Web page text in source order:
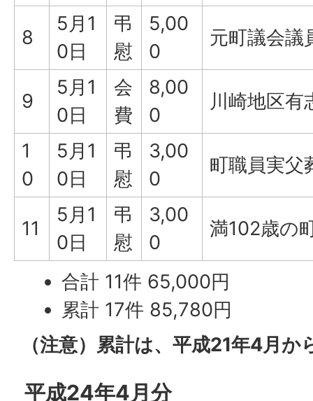
8
5月1
0日
弔
慰
5,00
0
元町議会議
9
5月1
0日
会
費
8,00
0
川崎地区有
1
0
5月1
0日
弔
慰
3,00
0
町職員実父
11
5月1
0日
弔
慰
3,00
0
満102歳の
合計 11件 65,000円
累計 17件 85,780円
（注意）累計は、平成21年4月
平成24年4月分